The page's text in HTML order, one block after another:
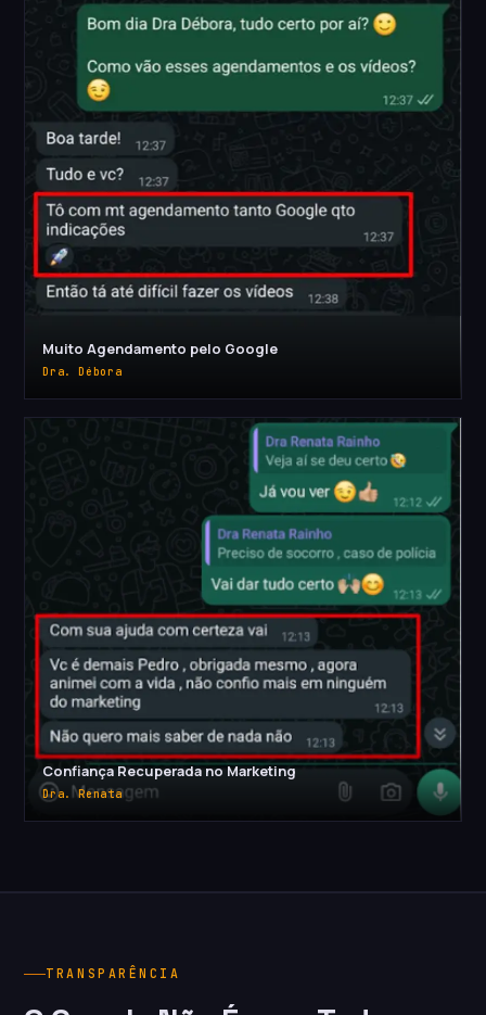
Muito Agendamento pelo Google
Dra. Débora
Confiança Recuperada no Marketing
Dra. Renata
TRANSPARÊNCIA